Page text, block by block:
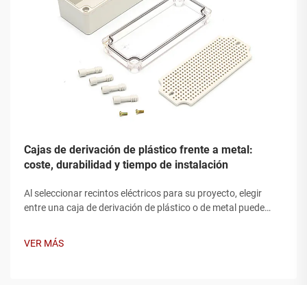
Cajas de derivación de plástico frente a metal:
coste, durabilidad y tiempo de instalación
Al seleccionar recintos eléctricos para su proyecto, elegir
entre una caja de derivación de plástico o de metal puede
presupuesto. La caja de derivación actúa como una carcasa
protectora fundamental para las conexiones eléctricas,
VER MÁS